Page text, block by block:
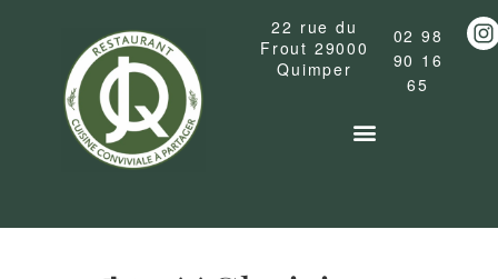
22 rue du
Frout 29000
Quimper
02 98
90 16
65